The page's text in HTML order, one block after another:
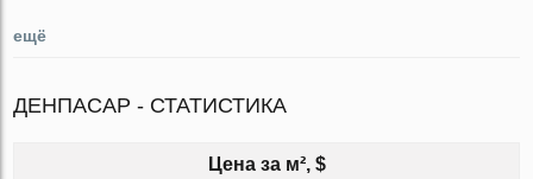
ещё
ДЕНПАСАР - СТАТИСТИКА
Цена за м², $